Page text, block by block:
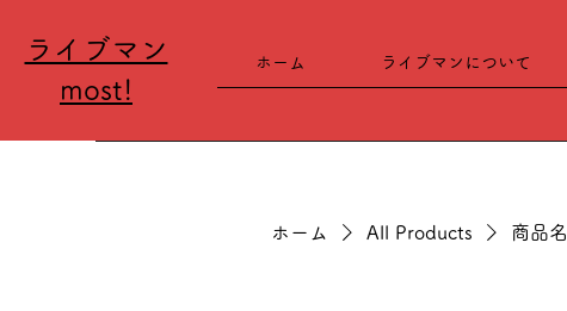
ライブマン
most!
ホーム ライブマンについて
ホーム All Products 商品名